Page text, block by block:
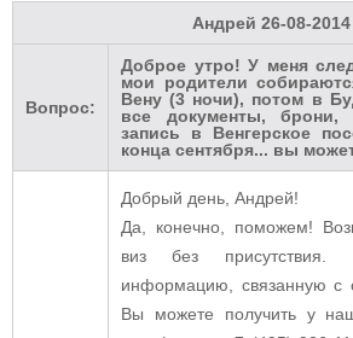
Андрей 26-08-2014
Вопрос:
Доброе утро! У меня
мои родители
Вену (3 ночи), потом в
все документы,
запись в Венгерское
конца сентября... вы
Добрый день, Андрей!
Да, конечно, поможем!
виз без присутствия.
информацию, связанную с
Вы можете получить у